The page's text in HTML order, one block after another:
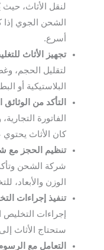
لنقل الأثاث، حيث
الشحن الجوي
أسرع.
تجهيز الأثاث
لتقليل الحجم،
البلاستيكية أو
التأكد من الوثائق
الفاتورة
كان الأثاث
تنظيم الحجز مع
شركة الشحن
الوزن والأبعاد،
تنفيذ إجراءات
إجراءات
ستحتاج الأثاث
التعامل مع